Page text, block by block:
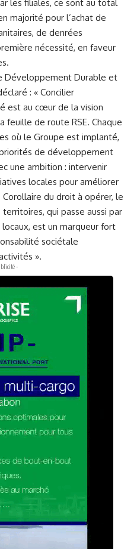
les filiales, ce sont au total
majorité pour l’achat de
de denrées
nécessité, en faveur
Développement Durable et
: « Concilier
est au cœur de la vision
feuille de route RSE. Chaque
où le Groupe est implanté,
de développement
une ambition : intervenir
locales pour améliorer
du droit à opérer, le
qui passe aussi par
est un marqueur fort
sociétale
».
-